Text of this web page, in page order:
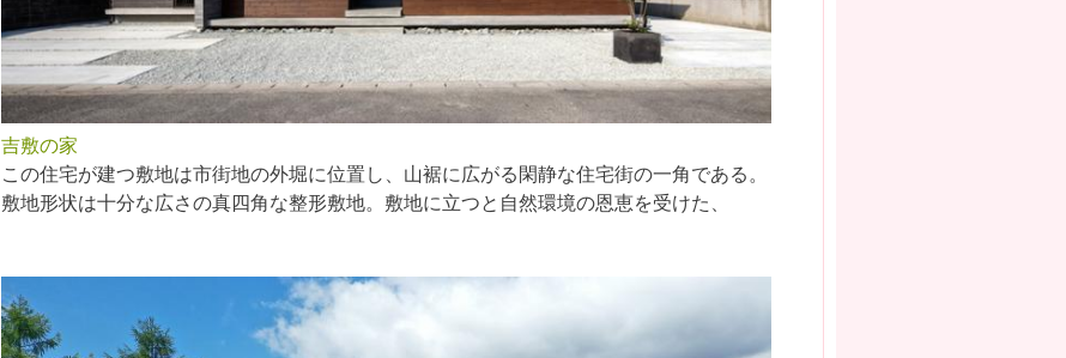
吉敷の家
この住宅が建つ敷地は市街地の外堀に位置し、山裾に広がる閑静な住宅街の一角である。
敷地形状は十分な広さの真四角な整形敷地。敷地に立つと自然環境の恩恵を受けた、